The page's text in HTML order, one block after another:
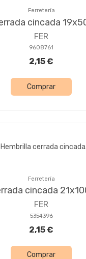
Ferretería
cincada
FER
9608761
2,15 €
Comprar
Ferretería
cincada
FER
5354396
2,15 €
Comprar